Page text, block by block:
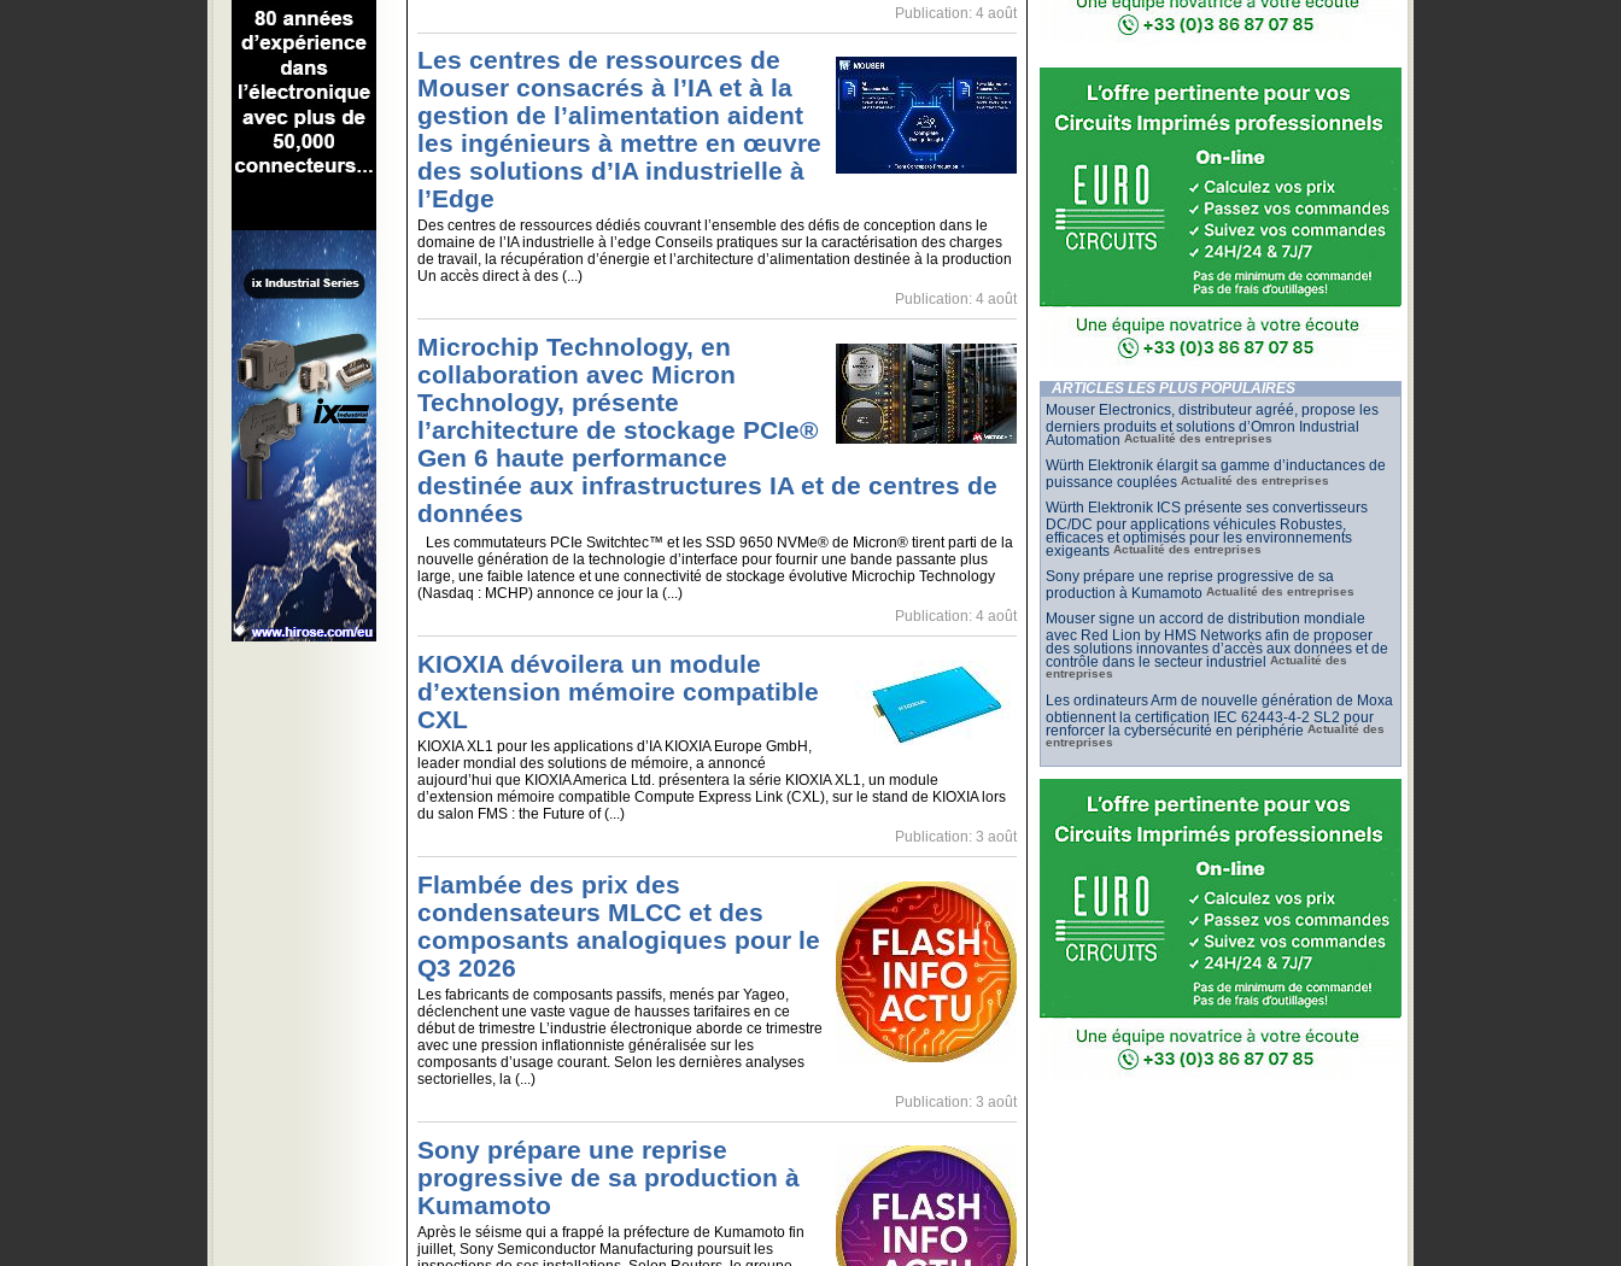
Publication: 4 août
Les centres de ressources de
Mouser consacrés à l’IA et à la
gestion de l’alimentation aident
les ingénieurs à mettre en œuvre
des solutions d’IA industrielle à
l’Edge
Des centres de ressources dédiés couvrant l’ensemble des défis de conception dans le
domaine de l’IA industrielle à l’edge Conseils pratiques sur la caractérisation des charges
de travail, la récupération d’énergie et l’architecture d’alimentation destinée à la production
Un accès direct à des (...)
Publication: 4 août
Microchip Technology, en
collaboration avec Micron
Technology, présente
l’architecture de stockage PCIe®
Gen 6 haute performance
destinée aux infrastructures IA et de centres de
données
Les commutateurs PCIe Switchtec™ et les SSD 9650 NVMe® de Micron® tirent parti de la
nouvelle génération de la technologie d’interface pour fournir une bande passante plus
large, une faible latence et une connectivité de stockage évolutive Microchip Technology
(Nasdaq : MCHP) annonce ce jour la (...)
Publication: 4 août
KIOXIA dévoilera un module
d’extension mémoire compatible
CXL
KIOXIA XL1 pour les applications d’IA KIOXIA Europe GmbH,
leader mondial des solutions de mémoire, a annoncé
aujourd’hui que KIOXIA America Ltd. présentera la série KIOXIA XL1, un module
d’extension mémoire compatible Compute Express Link (CXL), sur le stand de KIOXIA lors
du salon FMS : the Future of (...)
Publication: 3 août
Flambée des prix des
condensateurs MLCC et des
composants analogiques pour le
Q3 2026
Les fabricants de composants passifs, menés par Yageo,
déclenchent une vaste vague de hausses tarifaires en ce
début de trimestre L’industrie électronique aborde ce trimestre
avec une pression inflationniste généralisée sur les
composants d’usage courant. Selon les dernières analyses
sectorielles, la (...)
Publication: 3 août
Sony prépare une reprise
progressive de sa production à
Kumamoto
Après le séisme qui a frappé la préfecture de Kumamoto fin
juillet, Sony Semiconductor Manufacturing poursuit les
ARTICLES LES PLUS POPULAIRES
Mouser Electronics, distributeur agréé, propose les
derniers produits et solutions d’Omron Industrial
Automation Actualité des entreprises
Würth Elektronik élargit sa gamme d’inductances de
puissance couplées Actualité des entreprises
Würth Elektronik ICS présente ses convertisseurs
DC/DC pour applications véhicules Robustes,
efficaces et optimisés pour les environnements
exigeants Actualité des entreprises
Sony prépare une reprise progressive de sa
production à Kumamoto Actualité des entreprises
Mouser signe un accord de distribution mondiale
avec Red Lion by HMS Networks afin de proposer
des solutions innovantes d’accès aux données et de
contrôle dans le secteur industriel Actualité des
entreprises
Les ordinateurs Arm de nouvelle génération de Moxa
obtiennent la certification IEC 62443-4-2 SL2 pour
renforcer la cybersécurité en périphérie Actualité des
entreprises